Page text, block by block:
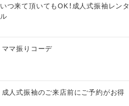
いつ来て頂いてもOK！成人式振袖レンタ
ル
ママ振りコーデ
成人式振袖のご来店前にご予約がお得